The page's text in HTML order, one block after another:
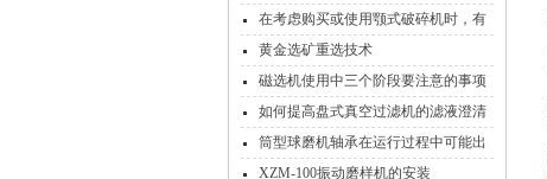
质块状样品的实用工具
在考虑购买或使用颚式破碎机时，有
以下几点需要注意
黄金选矿重选技术
磁选机使用中三个阶段要注意的事项
如何提高盘式真空过滤机的滤液澄清
度
筒型球磨机轴承在运行过程中可能出
现的问题及解决方法
XZM-100振动磨样机的安装